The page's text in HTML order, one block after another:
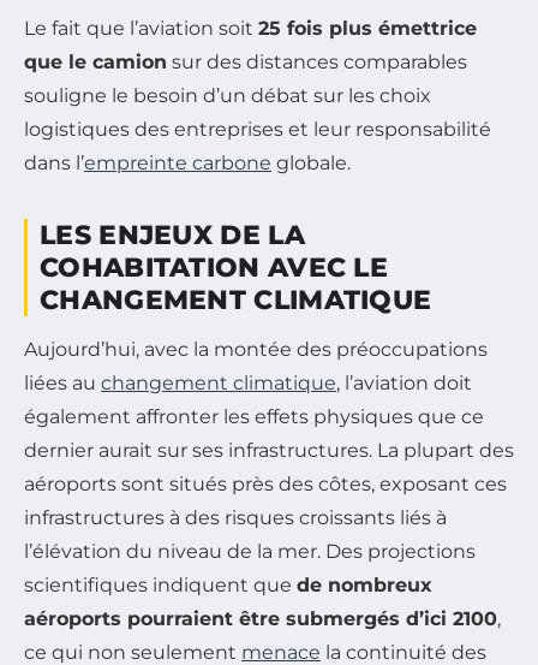
Le fait que l’aviation soit 25 fois plus émettrice
que le camion sur des distances comparables
souligne le besoin d’un débat sur les choix
logistiques des entreprises et leur responsabilité
dans l’empreinte carbone globale.
LES ENJEUX DE LA
COHABITATION AVEC LE
CHANGEMENT CLIMATIQUE
Aujourd’hui, avec la montée des préoccupations
liées au changement climatique, l’aviation doit
également affronter les effets physiques que ce
dernier aurait sur ses infrastructures. La plupart des
aéroports sont situés près des côtes, exposant ces
infrastructures à des risques croissants liés à
l’élévation du niveau de la mer. Des projections
scientifiques indiquent que de nombreux
aéroports pourraient être submergés d’ici 2100,
ce qui non seulement menace la continuité des